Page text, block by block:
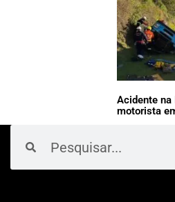
Acidente
motorista